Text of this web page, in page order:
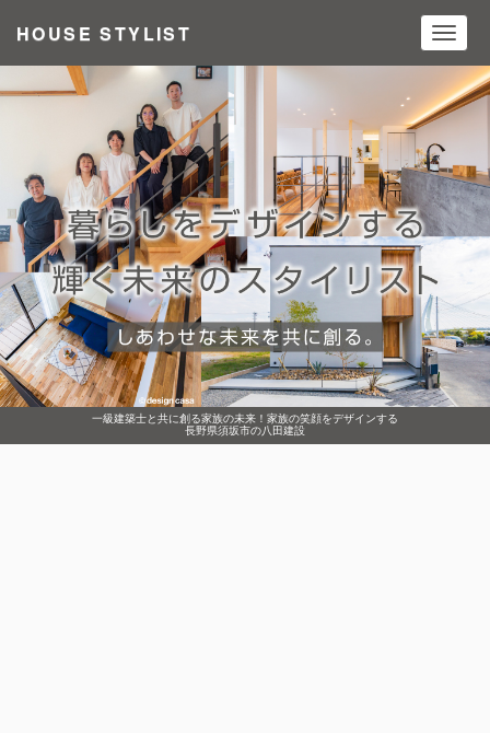
一級建築士と共に創る家族の未来！家族の笑顔をデザインする
長野県須坂市の八田建設
HOUSE STYLIST